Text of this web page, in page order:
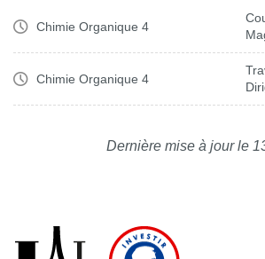
Chimie Organique 4
Chimie Organique 4
Dernière mise à jour le